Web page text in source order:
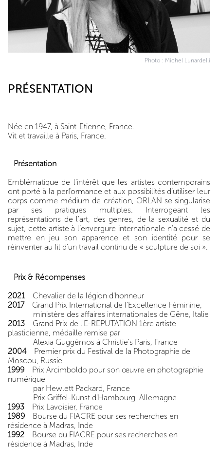
Photo : Michel Lunardelli
PRÉSENTATION
Née en 1947, à Saint-Etienne, France.
Vit et travaille à Paris, France.
Présentation
Emblématique de l’intérêt que les artistes contemporains
ont porté à la performance et aux possibilités d’utiliser leur
corps comme médium de création, ORLAN se singularise
par ses pratiques multiples. Interrogeant les
représentations de l’art, des genres, de la sexualité et du
sujet, cette artiste à l’envergure internationale n’a cessé de
mettre en jeu son apparence et son identité pour se
réinventer au fil d’un travail continu de « sculpture de soi ».
Prix & Récompenses
2021 Chevalier de la légion d'honneur
2017Grand Prix International de l'Excellence Féminine,
ministère des affaires internationales de Gêne, Italie
2013 Grand Prix de l'E-REPUTATION 1ère artiste
plasticienne, médaille remise par
Alexia Guggémos à Christie's Paris, France
2004Premier prix du Festival de la Photographie de
Moscou, Russie
1999 Prix Arcimboldo pour son œuvre en photographie
numérique
par Hewlett Packard, France
Prix Griffel-Kunst d'Hambourg, Allemagne
1993 Prix Lavoisier, France
1989 Bourse du FIACRE pour ses recherches en
résidence à Madras, Inde
1992 Bourse du FIACRE pour ses recherches en
résidence à Madras, Inde